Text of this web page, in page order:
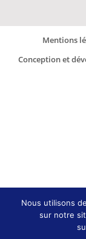
Mentions
Conception et
Nous utilisons
sur notre